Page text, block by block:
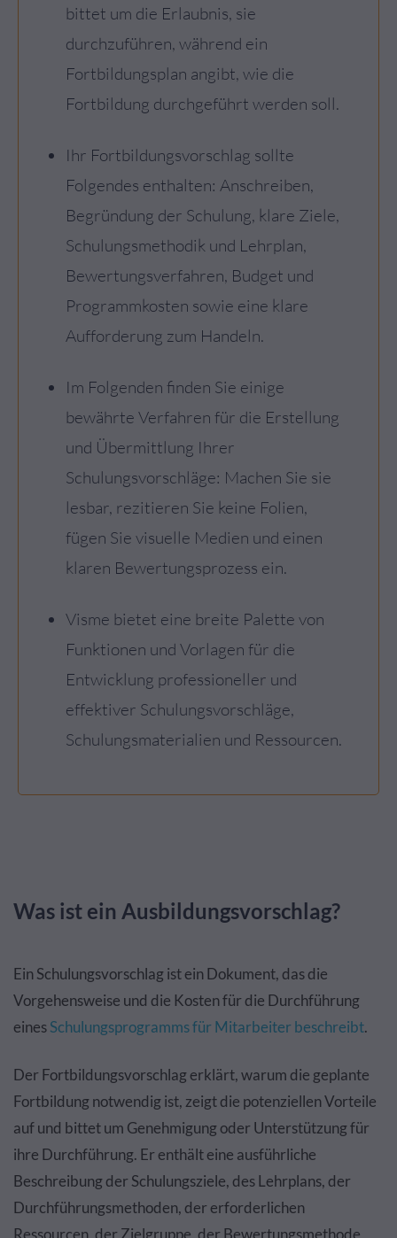
bittet um die Erlaubnis, sie
durchzuführen, während ein
Fortbildungsplan angibt, wie die
Fortbildung durchgeführt werden soll.
Ihr Fortbildungsvorschlag sollte
Folgendes enthalten: Anschreiben,
Begründung der Schulung, klare Ziele,
Schulungsmethodik und Lehrplan,
Bewertungsverfahren, Budget und
Programmkosten sowie eine klare
Aufforderung zum Handeln.
Im Folgenden finden Sie einige
bewährte Verfahren für die Erstellung
und Übermittlung Ihrer
Schulungsvorschläge: Machen Sie sie
lesbar, rezitieren Sie keine Folien,
fügen Sie visuelle Medien und einen
klaren Bewertungsprozess ein.
Visme bietet eine breite Palette von
Funktionen und Vorlagen für die
Entwicklung professioneller und
effektiver Schulungsvorschläge,
Schulungsmaterialien und Ressourcen.
Was ist ein Ausbildungsvorschlag?
Ein Schulungsvorschlag ist ein Dokument, das die
Vorgehensweise und die Kosten für die Durchführung
einesSchulungsprogramms für Mitarbeiter beschreibt.
Der Fortbildungsvorschlag erklärt, warum die geplante
Fortbildung notwendig ist, zeigt die potenziellen Vorteile
auf und bittet um Genehmigung oder Unterstützung für
ihre Durchführung. Er enthält eine ausführliche
Beschreibung der Schulungsziele, des Lehrplans, der
Durchführungsmethoden, der erforderlichen
Ressourcen, der Zielgruppe, der Bewertungsmethode